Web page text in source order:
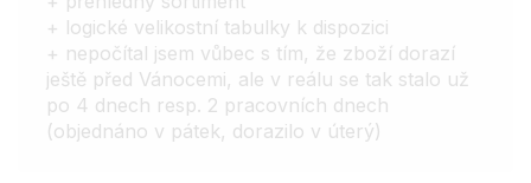
+ logické velikostní tabulky k dispozici
+ nepočítal jsem vůbec s tím, že zboží dorazí
ještě před Vánocemi, ale v reálu se tak stalo už
po 4 dnech resp. 2 pracovních dnech
(objednáno v pátek, dorazilo v úterý)